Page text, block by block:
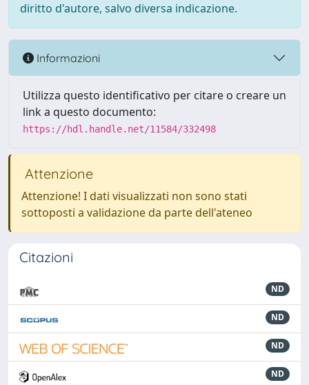
diritto d'autore, salvo diversa indicazione.
Informazioni
Utilizza questo identificativo per citare o creare un
link a questo documento:
https://hdl.handle.net/11584/332498
Attenzione
Attenzione! I dati visualizzati non sono stati
sottoposti a validazione da parte dell'ateneo
Citazioni
ND
ND
ND
ND